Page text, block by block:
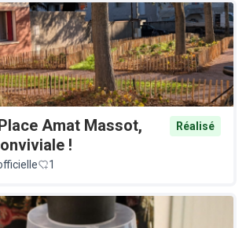
Amat Massot,
!
Réalisé
1